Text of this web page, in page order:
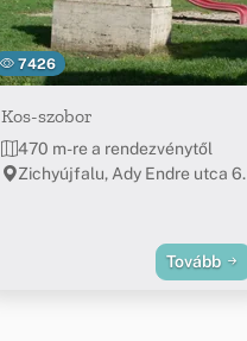
7426
Kos-szobor
470 m-re a rendezvénytől
Zichyújfalu, Ady Endre utca 6.
Tovább